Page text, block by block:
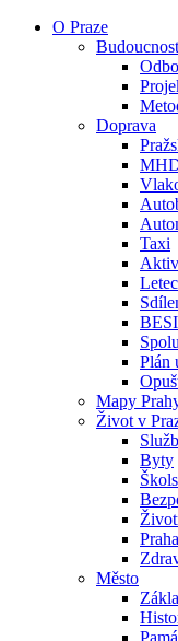
O Praze
Doprava
Taxi
Plán
Mapy
Život v
Byty
Město